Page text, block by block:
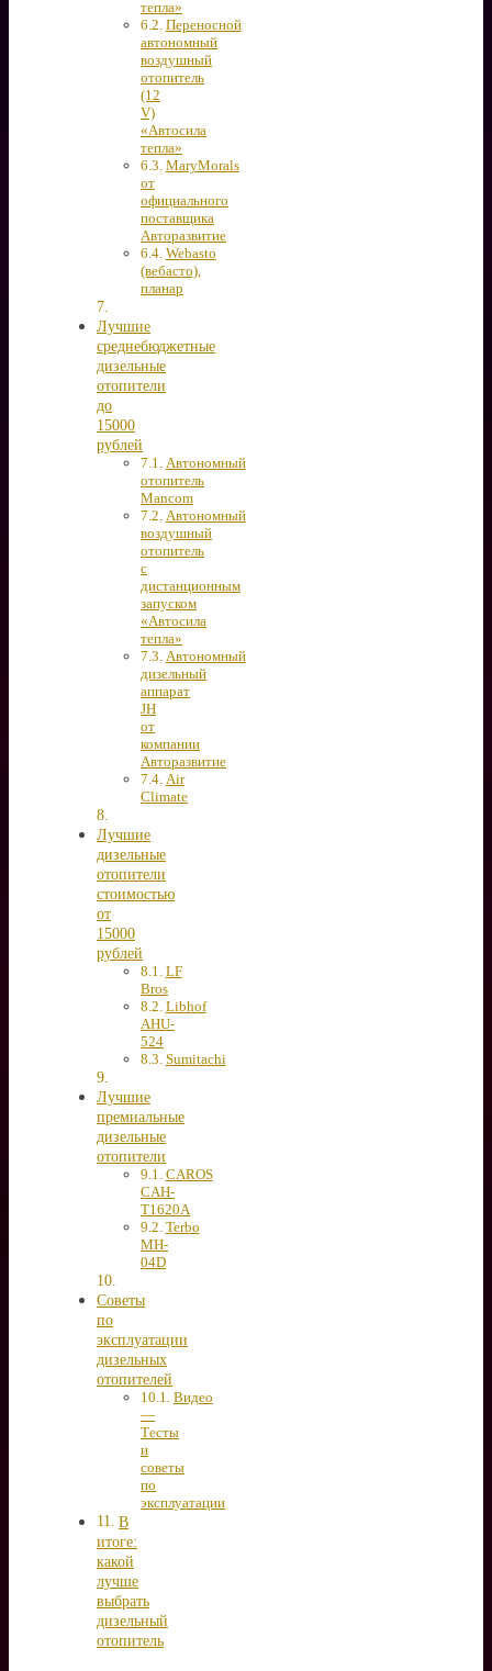
тепла»
Переносной
автономный
воздушный
отопитель
(12
V)
«Автосила
тепла»
MaryMorals
от
официального
поставщика
Авторазвитие
Webasto
(вебасто),
планар
Лучшие
среднебюджетные
дизельные
отопители
до
15000
рублей
Автономный
отопитель
Mancom
Автономный
воздушный
отопитель
с
дистанционным
запуском
«Автосила
тепла»
Автономный
дизельный
аппарат
JH
от
компании
Авторазвитие
Air
Climate
Лучшие
дизельные
отопители
стоимостью
от
15000
рублей
LF
Bros
Libhof
AHU-
524
Sumitachi
Лучшие
премиальные
дизельные
отопители
CAROS
CAH-
T1620A
Terbo
MH-
04D
Советы
по
эксплуатации
дизельных
отопителей
Видео
—
Тесты
и
советы
по
эксплуатации
В
итоге:
какой
лучше
выбрать
дизельный
отопитель